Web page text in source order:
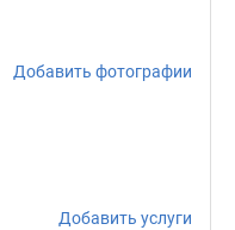
Добавить фотографии
Добавить услуги